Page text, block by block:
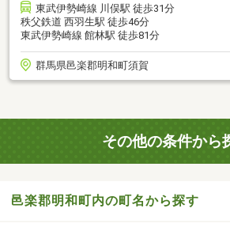
東武伊勢崎線 川俣駅 徒歩31分
秩父鉄道 西羽生駅 徒歩46分
東武伊勢崎線 館林駅 徒歩81分
群馬県邑楽郡明和町須賀
その他の条件から
邑楽郡明和町内の町名から探す